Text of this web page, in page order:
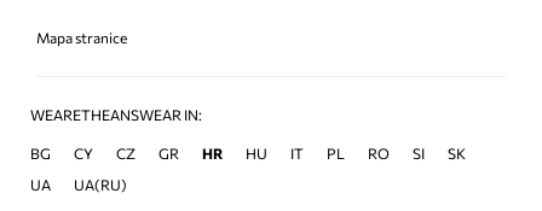
Mapa stranice
WEARETHEANSWEAR IN:
BG CY CZ GR HR HU IT PL RO SI
SK
UA
UA(RU)